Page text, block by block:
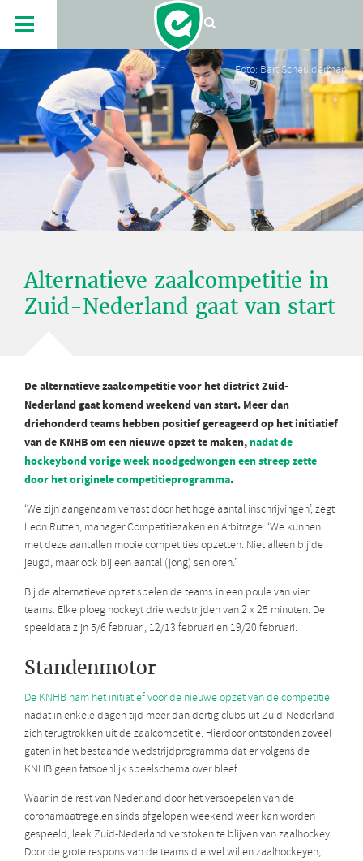
Foto: Bart Scheulderman
Alternatieve zaalcompetitie in
Zuid-Nederland gaat van start
De alternatieve zaalcompetitie voor het district Zuid-
Nederland gaat komend weekend van start. Meer dan
driehonderd teams hebben positief gereageerd op het initiatief
van de KNHB om een nieuwe opzet te maken,nadat de
hockeybond vorige week noodgedwongen een streep zette
door het originele competitieprogramma.
‘We zijn aangenaam verrast door het hoge aantal inschrijvingen’, zegt
Leon Rutten, manager Competitiezaken en Arbitrage. ‘We kunnen
met deze aantallen mooie competities opzetten. Niet alleen bij de
jeugd, maar ook bij een aantal (jong) senioren.’
Bij de alternatieve opzet spelen de teams in een poule van vier
teams. Elke ploeg hockeyt drie wedstrijden van 2 x 25 minuten. De
speeldata zijn 5/6 februari, 12/13 februari en 19/20 februari.
Standenmotor
De KNHB nam het initiatief voor de nieuwe opzet van de competitie
nadat in enkele dagen tijd meer dan dertig clubs uit Zuid-Nederland
zich terugtrokken uit de zaalcompetitie. Hierdoor ontstonden zoveel
gaten in het bestaande wedstrijdprogramma dat er volgens de
KNHB geen fatsoenlijk speelschema over bleef.
Waar in de rest van Nederland door het versoepelen van de
coronamaatregelen sinds afgelopen weekend weer kan worden
gespeeld, leek Zuid-Nederland verstoken te blijven van zaalhockey.
Door de grote respons van de teams die wel willen zaalhockeyen,